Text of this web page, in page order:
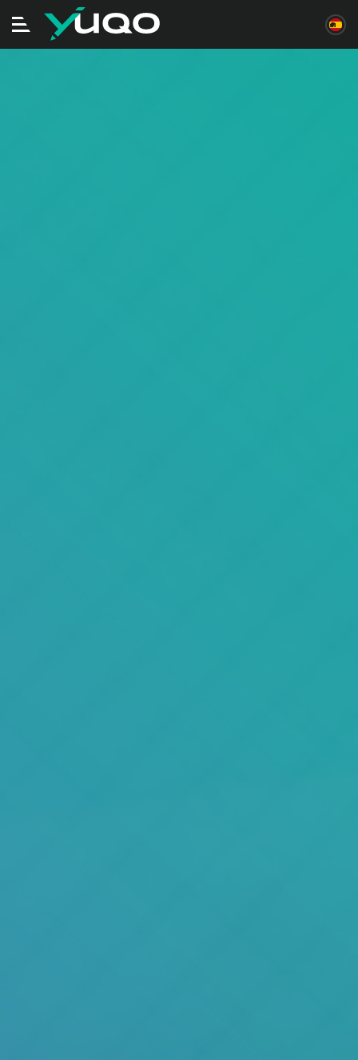
Alternar
navegación